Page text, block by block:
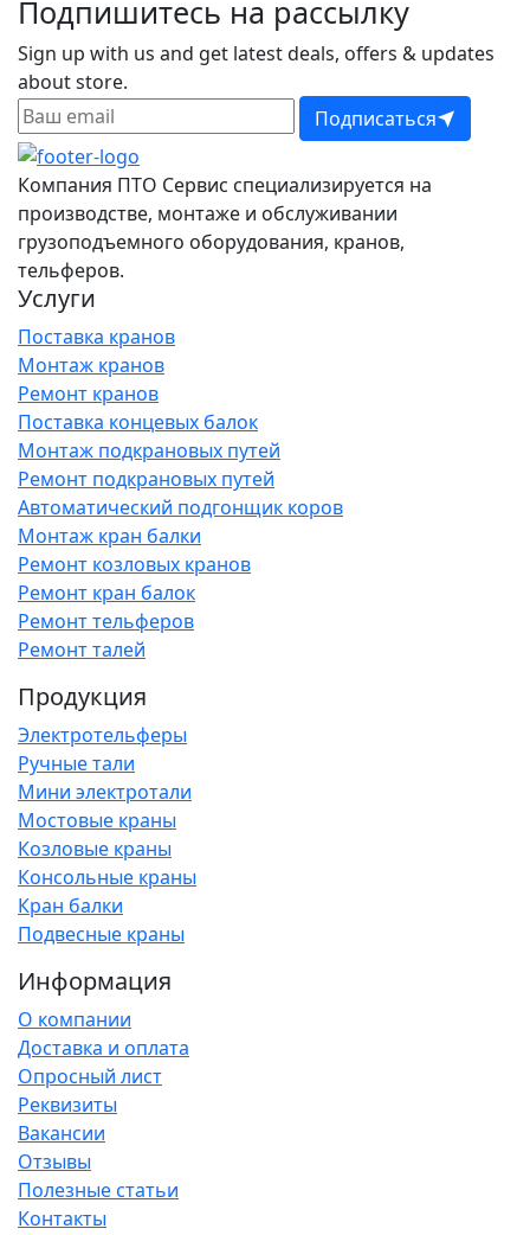
Подпишитесь на рассылку
Sign up with us and get latest deals, offers & updates
about store.
Подписаться
Компания ПТО Сервис специализируется на
производстве, монтаже и обслуживании
грузоподъемного оборудования, кранов,
тельферов.
Услуги
Поставка кранов
Монтаж кранов
Ремонт кранов
Поставка концевых балок
Монтаж подкрановых путей
Ремонт подкрановых путей
Автоматический подгонщик коров
Монтаж кран балки
Ремонт козловых кранов
Ремонт кран балок
Ремонт тельферов
Ремонт талей
Продукция
Электротельферы
Ручные тали
Мини электротали
Мостовые краны
Козловые краны
Консольные краны
Кран балки
Подвесные краны
Информация
О компании
Доставка и оплата
Опросный лист
Реквизиты
Вакансии
Отзывы
Полезные статьи
Контакты